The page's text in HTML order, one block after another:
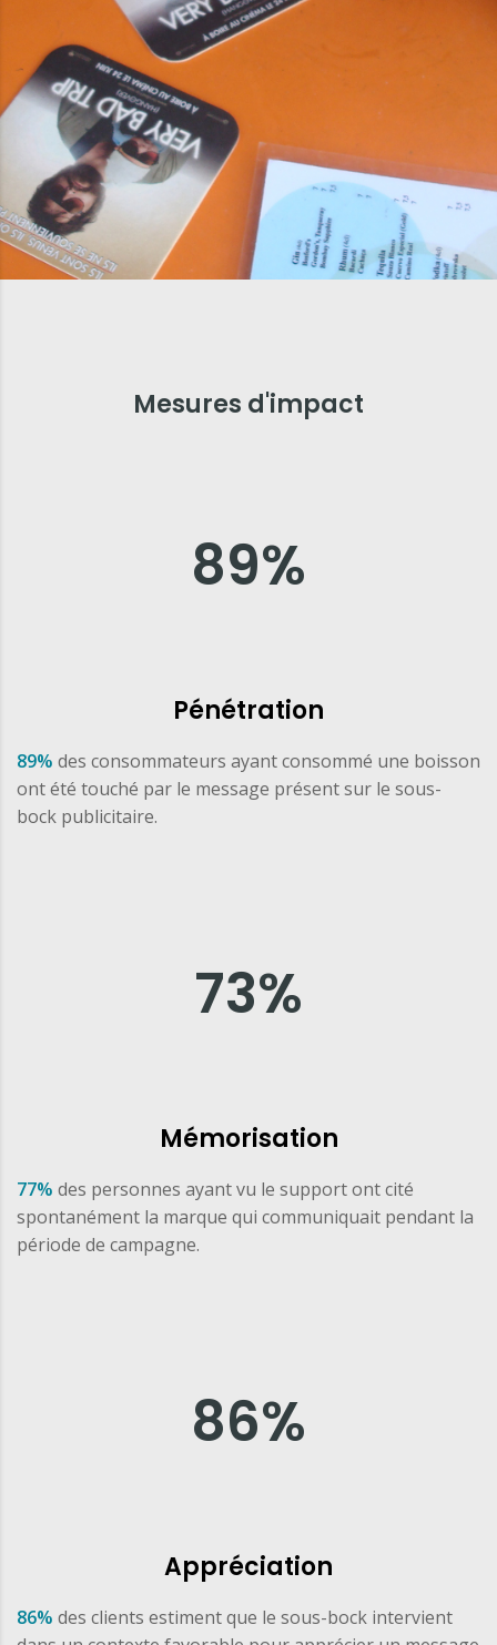
Mesures d'impact
89%
Pénétration
89% des consommateurs ayant consommé une boisson
ont été touché par le message présent sur le sous-
bock publicitaire.
73%
Mémorisation
77% des personnes ayant vu le support ont cité
spontanément la marque qui communiquait pendant la
période de campagne.
86%
Appréciation
86% des clients estiment que le sous-bock intervient